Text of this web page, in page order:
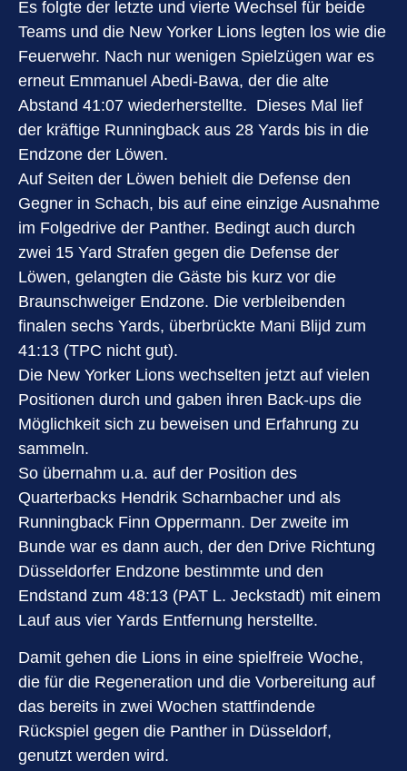
Es folgte der letzte und vierte Wechsel für beide
Teams und die New Yorker Lions legten los wie die
Feuerwehr. Nach nur wenigen Spielzügen war es
erneut Emmanuel Abedi-Bawa, der die alte
Abstand 41:07 wiederherstellte. Dieses Mal lief
der kräftige Runningback aus 28 Yards bis in die
Endzone der Löwen.
Auf Seiten der Löwen behielt die Defense den
Gegner in Schach, bis auf eine einzige Ausnahme
im Folgedrive der Panther. Bedingt auch durch
zwei 15 Yard Strafen gegen die Defense der
Löwen, gelangten die Gäste bis kurz vor die
Braunschweiger Endzone. Die verbleibenden
finalen sechs Yards, überbrückte Mani Blijd zum
41:13 (TPC nicht gut).
Die New Yorker Lions wechselten jetzt auf vielen
Positionen durch und gaben ihren Back-ups die
Möglichkeit sich zu beweisen und Erfahrung zu
sammeln.
So übernahm u.a. auf der Position des
Quarterbacks Hendrik Scharnbacher und als
Runningback Finn Oppermann. Der zweite im
Bunde war es dann auch, der den Drive Richtung
Düsseldorfer Endzone bestimmte und den
Endstand zum 48:13 (PAT L. Jeckstadt) mit einem
Lauf aus vier Yards Entfernung herstellte.
Damit gehen die Lions in eine spielfreie Woche,
die für die Regeneration und die Vorbereitung auf
das bereits in zwei Wochen stattfindende
Rückspiel gegen die Panther in Düsseldorf,
genutzt werden wird.